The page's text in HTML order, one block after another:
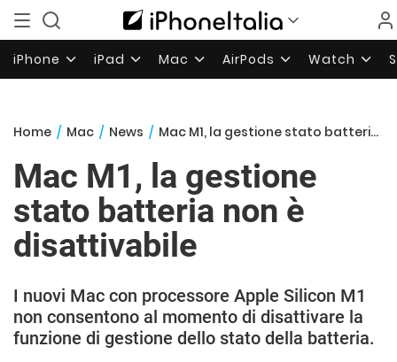
iPhone iPad Mac AirPods Watch
Home / Mac / News / Mac M1, la gestione stato batteria non è disattivabile
Mac M1, la gestione
stato batteria non è
disattivabile
I nuovi Mac con processore Apple Silicon M1
non consentono al momento di disattivare la
funzione di gestione dello stato della batteria.